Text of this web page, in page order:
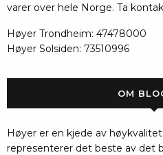
varer over hele Norge. Ta
Høyer Trondheim: 47478000
Høyer Solsiden: 73510996
OM
Høyer er en kjede av
representerer det beste av det